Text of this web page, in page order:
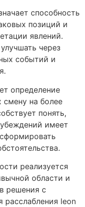
способность
позиций и
явлений.
через
событий и
определение
на более
понять,
имеет
реализуется
области и
решения с
расслабления leon